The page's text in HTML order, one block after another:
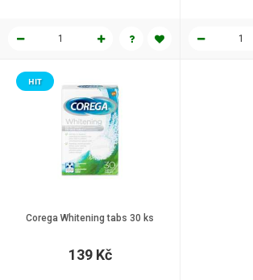
Corega Whitening tabs 30 ks
HIT
139 Kč